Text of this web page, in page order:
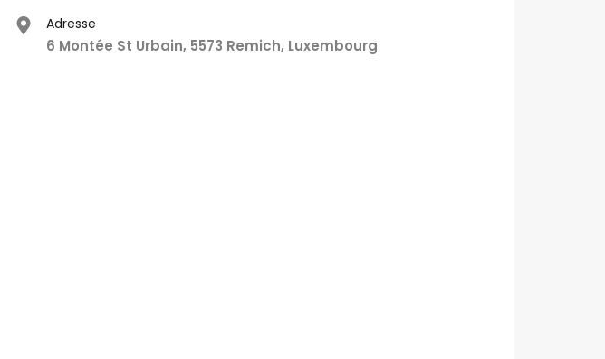
Adresse
6 Montée St Urbain, 5573 Remich, Luxembourg